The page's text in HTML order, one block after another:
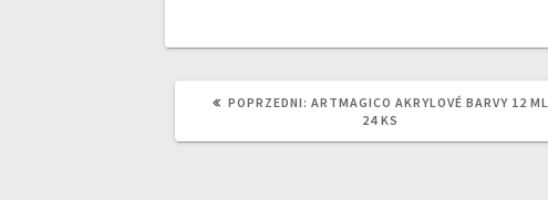
POPRZEDNI: POPRZEDNI
ARTMAGICO AKRYLOVÉ BARVY 12 ML
24 KS